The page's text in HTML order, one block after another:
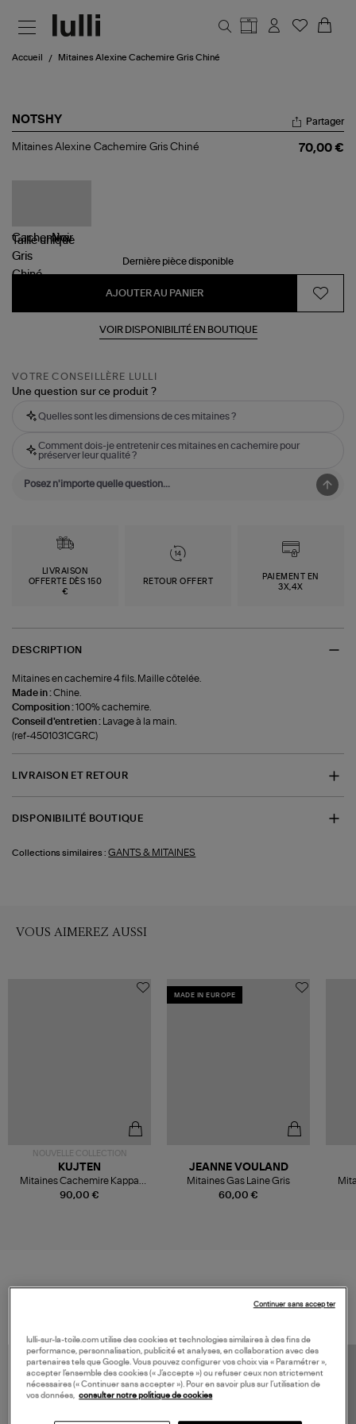
Accueil Mitaines Alexine Cachemire Gris Chiné
NOTSHY
Mitaines
Partager
Mitaines Alexine Cachemire Gris Chiné 70,00 €
Tailleunique
Dernière pièce disponible
AJOUTER AU PANIER
VOIR DISPONIBILITÉ EN BOUTIQUE
VOTRE CONSEILLÈRE LULLI
Une question sur ce produit ?
Quelles sont les dimensions de ces mitaines ?
Comment dois-je entretenir ces mitaines en cachemire pour
préserver leur qualité ?
LIVRAISON
OFFERTE DÈS 150
€
RETOUR OFFERT
PAIEMENT EN
3X,4X
DESCRIPTION
Mitaines en cachemire 4 fils. Maille côtelée.
Made in :Chine.
Composition :100% cachemire.
Conseil d'entretien : Lavage à la main.
(ref-4501031CGRC)
LIVRAISON ET RETOUR
DISPONIBILITÉ BOUTIQUE
Collections similaires : GANTS & MITAINES
VOUS AIMEREZ AUSSI
NOUVELLE COLLECTION
90,00 €
KUJTEN
Mitaines Cachemire Kappa
Nimbus Gris Clair Chiné
MADE IN EUROPE
60,00 €
JEANNE VOULAND
Mitaines Gas Laine Gris
lulli-sur-la-toile.com utilise des cookies et technologies similaires à des fins de
performance, personnalisation, publicité et analyses, en collaboration avec des
partenaires tels que Google. Vous pouvez configurer vos choix via « Paramétrer »,
accepter l’ensemble des cookies (« J’accepte ») ou refuser ceux non strictement
nécessaires (« Continuer sans accepter »). Pour en savoir plus sur l’utilisation de
vos données, consulter notre politique de cookies
Continuer sans accepter